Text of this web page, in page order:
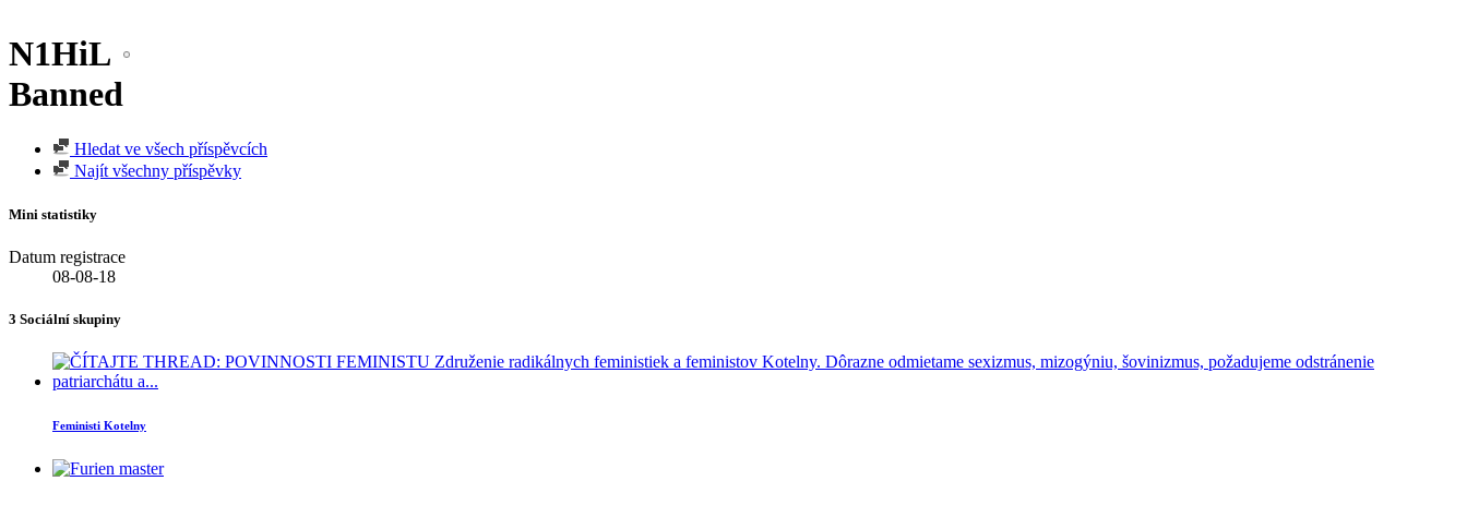
N1HiL
Banned
Hledat ve všech příspěvcích
Najít všechny příspěvky
Mini statistiky
Datum registrace
08-08-18
3 Sociální skupiny
Feministi Kotelny